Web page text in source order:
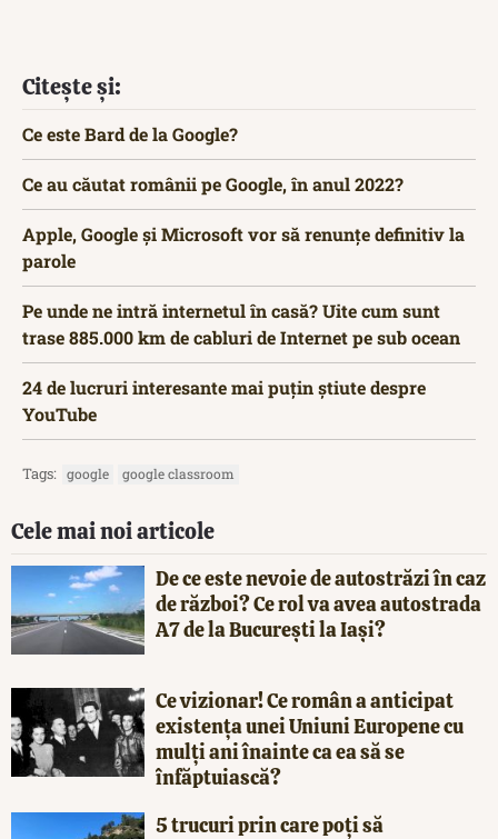
Citește și:
Ce este Bard de la Google?
Ce au căutat românii pe Google, în anul 2022?
Apple, Google și Microsoft vor să renunțe definitiv la
parole
Pe unde ne intră internetul în casă? Uite cum sunt
trase 885.000 km de cabluri de Internet pe sub ocean
24 de lucruri interesante mai puțin știute despre
YouTube
Tags: google google classroom
Cele mai noi articole
De ce este nevoie de autostrăzi în caz
de război? Ce rol va avea autostrada
A7 de la București la Iași?
Ce vizionar! Ce român a anticipat
existența unei Uniuni Europene cu
mulți ani înainte ca ea să se
înfăptuiască?
5 trucuri prin care poți să